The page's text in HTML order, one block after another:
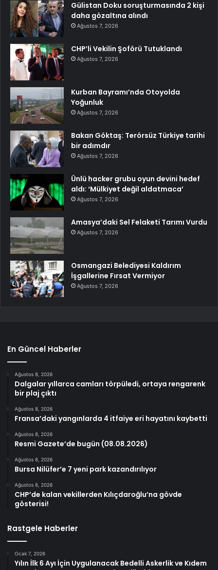
Gülistan Doku soruşturmasında 2 kişi
daha gözaltına alındı
Ağustos 7, 2026
CHP’li Vekilin Şoförü Tutuklandı
Ağustos 7, 2026
Kurban Bayramı’nda Otoyolda
Yoğunluk
Ağustos 7, 2026
Bakan Göktaş: Terörsüz Türkiye tarihi
bir adımdır
Ağustos 7, 2026
Ünlü hacker grubu oyun devini hedef
aldı: ‘Mülkiyet değil aldatmaca’
Ağustos 7, 2026
Amasya’daki Sel Felaketi Tarımı Vurdu
Ağustos 7, 2026
Osmangazi Belediyesi Kaldırım
İşgallerine Fırsat Vermiyor
Ağustos 7, 2026
En Güncel Haberler
Ağustos 8, 2026
Dalgalar yıllarca camları törpüledi, ortaya rengarenk
bir plaj çıktı
Ağustos 8, 2026
Fransa’daki yangınlarda 4 itfaiye eri hayatını kaybetti
Ağustos 8, 2026
Resmi Gazete’de bugün (08.08.2026)
Ağustos 8, 2026
Bursa Nilüfer’e 7 yeni park kazandırılıyor
Ağustos 8, 2026
CHP’de kalan vekillerden Kılıçdaroğlu’na gövde
gösterisi!
Rastgele Haberler
Ocak 7, 2026
Yılın İlk 6 Ayı İçin Uygulanacak Bedelli Askerlik ve Kıdem